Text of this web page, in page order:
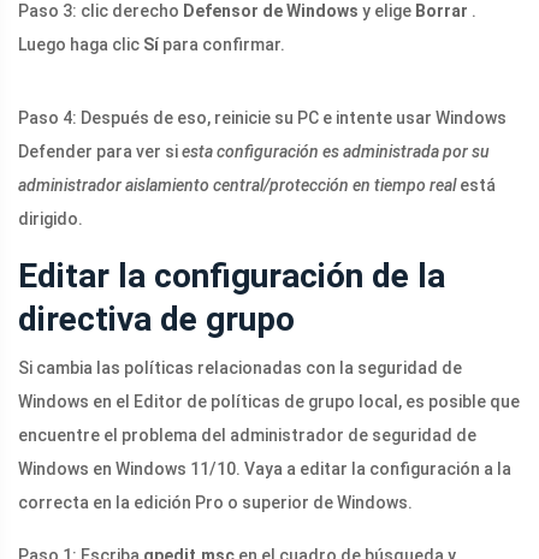
Paso 3: clic derecho Defensor de Windows y elige Borrar .
Luego haga clic Sí para confirmar.
Paso 4: Después de eso, reinicie su PC e intente usar Windows
Defender para ver siesta configuración es administrada por su
administrador aislamiento central/protección en tiempo realestá
dirigido.
Editar la configuración de la
directiva de grupo
Si cambia las políticas relacionadas con la seguridad de
Windows en el Editor de políticas de grupo local, es posible que
encuentre el problema del administrador de seguridad de
Windows en Windows 11/10. Vaya a editar la configuración a la
correcta en la edición Pro o superior de Windows.